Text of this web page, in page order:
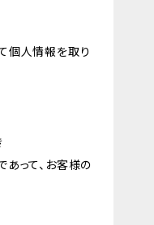
個人情報を取り
って、お客様の